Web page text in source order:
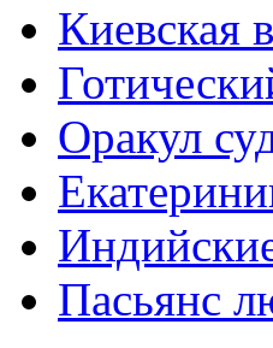
Киевская
Оракул
Пасьянс